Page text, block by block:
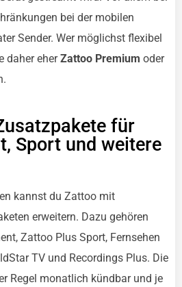
bei der mobilen
Sender. Wer möglichst flexibel
daher eherZattoo Premium oder
für
Sport und weitere
kannst du Zattoo mit
erweitern. Dazu gehören
Zattoo Plus Sport, Fernsehen
TV und Recordings Plus. Die
Regel monatlich kündbar und je